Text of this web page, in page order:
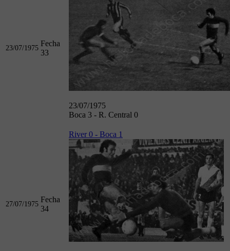
23/07/1975
Fecha
33
23/07/1975
Boca 3 - R. Central 0
27/07/1975
Fecha
34
River 0 - Boca 1